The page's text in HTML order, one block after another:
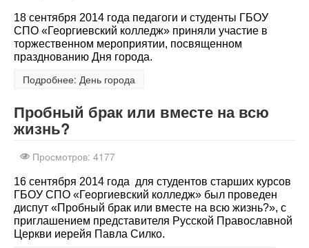
18 сентября 2014 года педагоги и студенты ГБОУ
СПО «Георгиевский колледж» приняли участие в
торжественном мероприятии, посвященном
празднованию Дня города.
Подробнее: День города
Пробный брак или вместе на всю
жизнь?
Просмотров: 4177
16 сентября 2014 года для студентов старших курсов
ГБОУ СПО «Георгиевский колледж» был проведен
диспут «Пробный брак или вместе на всю жизнь?», с
приглашением представителя Русской Православной
Церкви иерейя Павла Силко.